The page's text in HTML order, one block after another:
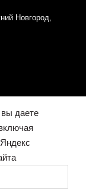
Новгород,
файлов
даете